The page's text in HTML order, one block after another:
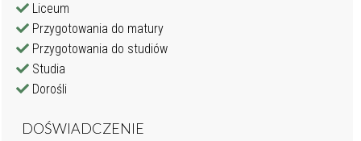
Liceum
Przygotowania do matury
Przygotowania do studiów
Studia
Dorośli
DOŚWIADCZENIE